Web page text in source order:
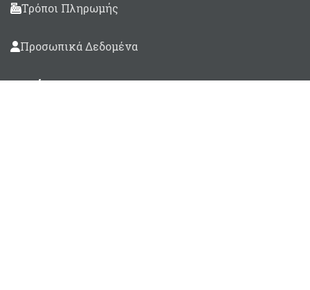
Τρόποι Πληρωμής
Προσωπικά Δεδομένα
Βρείτε μας